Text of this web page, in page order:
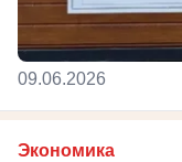
09.06.2026
Экономика